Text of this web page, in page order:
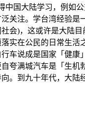
国大陆学习，例如公
关注。学台湾经验是
会)，这或许是大陆
实在公民的日常生活
车说成是国家「健康
夸满城汽车是「生机
。到九十年代，大陆